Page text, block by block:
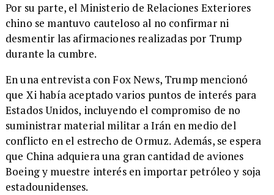
Por su parte, el Ministerio de Relaciones Exteriores
chino se mantuvo cauteloso al no confirmar ni
desmentir las afirmaciones realizadas por Trump
durante la cumbre.
En una entrevista con Fox News, Trump mencionó
que Xi había aceptado varios puntos de interés para
Estados Unidos, incluyendo el compromiso de no
suministrar material militar a Irán en medio del
conflicto en el estrecho de Ormuz. Además, se espera
que China adquiera una gran cantidad de aviones
Boeing y muestre interés en importar petróleo y soja
estadounidenses.